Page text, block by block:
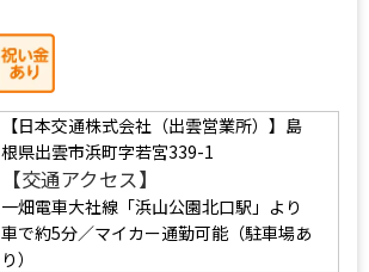
【日本交通株式会社（出雲営業所）】島
根県出雲市浜町字若宮339-1
【交通アクセス】
一畑電車大社線「浜山公園北口駅」より
車で約5分／マイカー通勤可能（駐車場あ
り）